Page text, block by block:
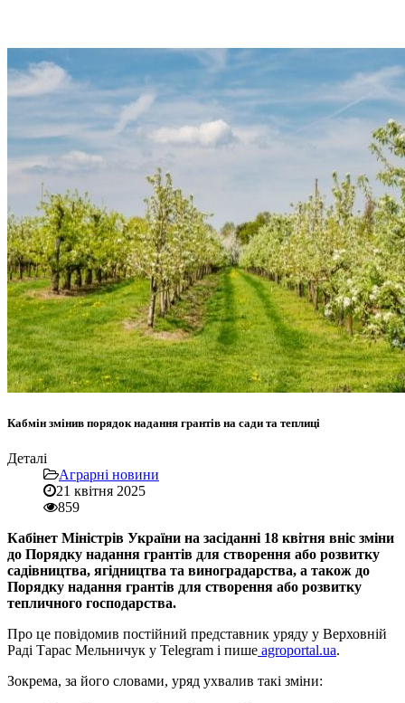
Кабмін змінив порядок надання грантів на сади та теплиці
Деталі
Аграрні новини
21 квітня 2025
859
Кабінет Міністрів України на засіданні 18 квітня вніс зміни
до Порядку надання грантів для створення або розвитку
садівництва, ягідництва та виноградарства, а також до
Порядку надання грантів для створення або розвитку
тепличного господарства.
Про це повідомив постійний представник уряду у Верховній
Раді Тарас Мельничук у Telegram і пише agroportal.ua.
Зокрема, за його словами, уряд ухвалив такі зміни: